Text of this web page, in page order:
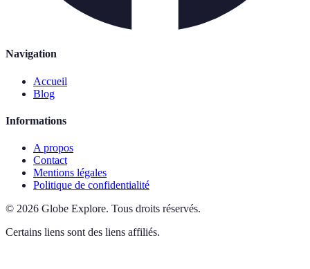
Navigation
Accueil
Blog
Informations
A propos
Contact
Mentions légales
Politique de confidentialité
© 2026 Globe Explore. Tous droits réservés.
Certains liens sont des liens affiliés.